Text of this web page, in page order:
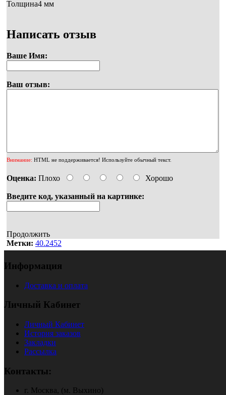
Толщина4 мм
Написать отзыв
Ваше Имя:
Ваш отзыв:
Внимание: HTML не поддерживается! Используйте обычный текст.
Оценка: Плохо Хорошо
Введите код, указанный на картинке:
Продолжить
Метки: 40.2452
Информация
Доставка и оплата
Личный Кабинет
Личный Кабинет
История заказов
Закладки
Рассылка
Контакты:
г. Москва, (м. Выхино)